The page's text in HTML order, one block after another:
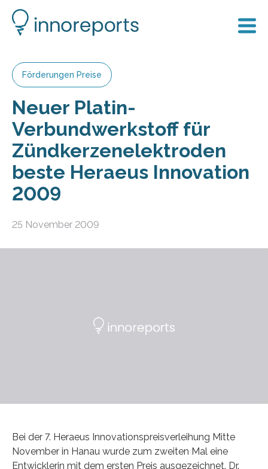
Förderungen Preise
Neuer Platin-
Verbundwerkstoff für
Zündkerzenelektroden
beste Heraeus Innovation
2009
25 November 2009
Bei der 7. Heraeus Innovationspreisverleihung Mitte
November in Hanau wurde zum zweiten Mal eine
Entwicklerin mit dem ersten Preis ausgezeichnet. Dr.